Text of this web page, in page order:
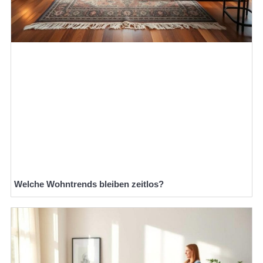
Welche Wohntrends bleiben zeitlos?